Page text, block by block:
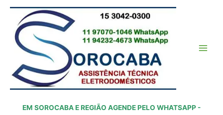
conteúdo
EM SOROCABA E REGIÃO AGENDE PELO WHATSAPP -